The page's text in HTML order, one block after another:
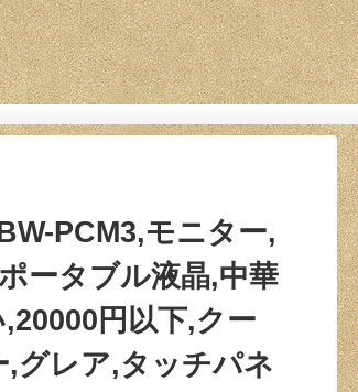
PCM3,モニター,
ータブル液晶,中華
円以下,クー
グレア,タッチパネ